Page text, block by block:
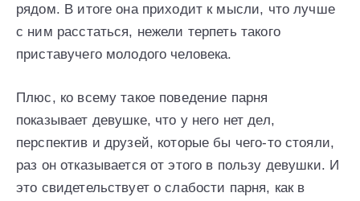
рядом. В итоге она приходит к мысли, что лучше
с ним расстаться, нежели терпеть такого
приставучего молодого человека.
Плюс, ко всему такое поведение парня
показывает девушке, что у него нет дел,
перспектив и друзей, которые бы чего-то стояли,
раз он отказывается от этого в пользу девушки. И
это свидетельствует о слабости парня, как в